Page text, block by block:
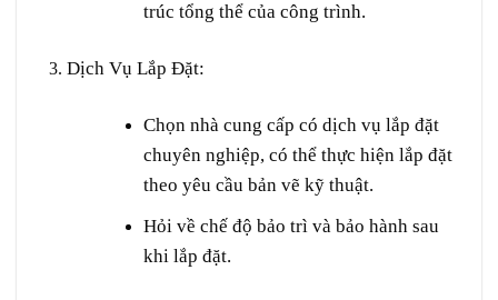
trúc tổng thể của công trình.
Dịch Vụ Lắp Đặt:
Chọn nhà cung cấp có dịch vụ lắp đặt
chuyên nghiệp, có thể thực hiện lắp đặt
theo yêu cầu bản vẽ kỹ thuật.
Hỏi về chế độ bảo trì và bảo hành sau
khi lắp đặt.